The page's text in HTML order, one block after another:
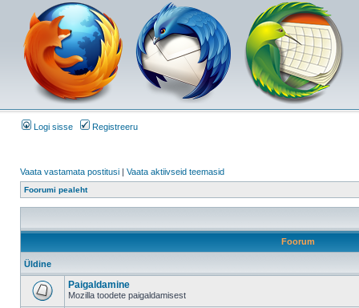
Logi sisse Registreeru
Vaata vastamata postitusi | Vaata aktiivseid teemasid
Foorumi pealeht
Foorum
Üldine
Paigaldamine
Mozilla toodete paigaldamisest